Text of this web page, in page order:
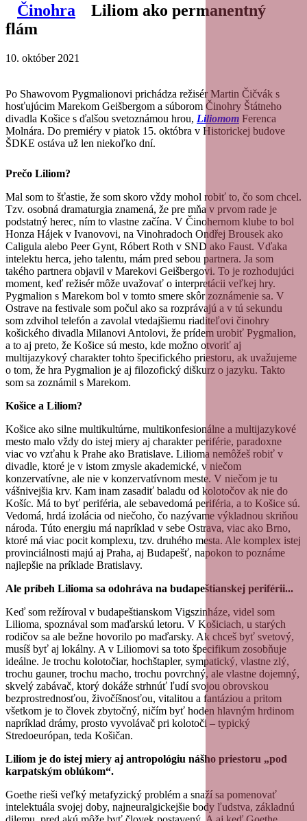
Činohra
Liliom ako permanentný
flám
10. október 2021
Po Shawovom Pygmalionovi prichádza režisér Martin Čičvák s
hosťujúcim Marekom Geišbergom a súborom Činohry Štátneho
divadla Košice s ďalšou svetoznámou hrou, Liliomom Ferenca
Molnára. Do premiéry v piatok 15. októbra v Historickej budove
ŠDKE ostáva už len niekoľko dní.
Prečo Liliom?
Mal som to šťastie, že som skoro vždy mohol robiť to, čo som chcel.
Tzv. osobná dramaturgia znamená, že pre mňa v prvom rade je
podstatný herec, ním to vlastne začína. V Činohernom klube to bol
Honza Hájek v Ivanovovi, na Vinohradoch Ondřej Brousek ako
Caligula alebo Peer Gynt, Róbert Roth v SND ako Faust. Vďaka
intelektu herca, jeho talentu, mám pred sebou partnera. Ja som
takého partnera objavil v Marekovi Geišbergovi. To je rozhodujúci
moment, keď režisér môže uvažovať o interpretácii veľkej hry.
Pygmalion s Marekom bol v tomto smere skôr zoznámenie sa. V
Ostrave na festivale som počul ako sa rozprávajú a v tú sekundu
som zdvihol telefón a zavolal vtedajšiemu riaditeľovi činohry
košického divadla Milanovi Antolovi, že prídem urobiť Pygmalion,
a to aj preto, že Košice sú mesto, kde možno otvoriť aj
multijazykový charakter tohto špecifického priestoru, ak uvažujeme
o tom, že hra Pygmalion je aj filozofický diškurz o jazyku. Takto
som sa zoznámil s Marekom.
Košice a Liliom?
Košice ako silne multikultúrne, multikonfesionálne a multijazykové
mesto malo vždy do istej miery aj charakter periférie, paradoxne
viac vo vzťahu k Prahe ako Bratislave. Lilioma nemôžeš robiť v
divadle, ktoré je v istom zmysle akademické, v niečom
konzervatívne, ale nie v konzervatívnom meste. V niečom je tu
vášnivejšia krv. Kam inam zasadiť baladu od kolotočov ak nie do
Košíc. Má to byť periféria, ale sebavedomá periféria, a to Košice sú.
Vedomá, hrdá izolácia od niečoho, čo nazývame výkladnou skriňou
národa. Túto energiu má napríklad v sebe Ostrava, viac ako Brno,
ktoré má viac pocit komplexu, tzv. druhého mesta. Ale komplex istej
provinciálnosti majú aj Praha, aj Budapešť, napokon to poznáme
najlepšie na príklade Bratislavy.
Ale príbeh Lilioma sa odohráva na budapeštianskej periférii...
Keď som režíroval v budapeštianskom Vigszinháze, videl som
Lilioma, spoznával som maďarskú letoru. V Košiciach, u starých
rodičov sa ale bežne hovorilo po maďarsky. Ak chceš byť svetový,
musíš byť aj lokálny. A v Liliomovi sa toto špecifikum zosobňuje
ideálne. Je trochu kolotočiar, hochštapler, sympatický, vlastne zlý,
trochu gauner, trochu macho, trochu povrchný, ale vlastne dojemný,
skvelý zabávač, ktorý dokáže strhnúť ľudí svojou obrovskou
bezprostrednosťou, živočíšnosťou, vitalitou a fantáziou a pritom
všetkom je to človek zbytočný, ničím byť hoden hlavným hrdinom
napríklad drámy, prosto vyvolávač pri kolotoči – typický
Stredoeurópan, teda Košičan.
Liliom je do istej miery aj antropológiu nášho priestoru „pod
karpatským oblúkom“.
Goethe rieši veľký metafyzický problém a snaží sa pomenovať
intelektuála svojej doby, najneuralgickejšie body ľudstva, základnú